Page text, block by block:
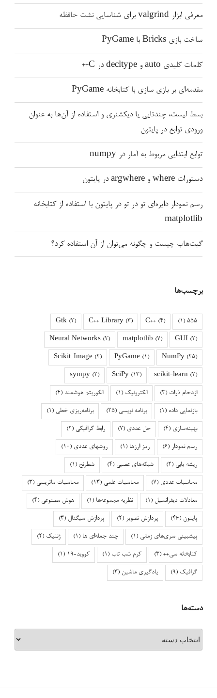
معرفی ابزار valgrind برای شناسایی نشت حافظه
ساخت بازی Bricks با PyGame
کلمات کلیدی auto و decltype در C++
مقدمه‌ای بر بازی سازی با کتابخانه PyGame
بسط لیست، چندتایی یا دیکشنری و استفاده از آن‌ها به عنوان
ورودی توابع در پایتون
توابع ابتدایی مربوط به آمار در numpy
دستورات where و argwhere در پایتون
رسم نمودار دایره‌ای تو در تو در پایتون با استفاده از کتابخانه
matplotlib
گیت‌هاب چیست و چگونه می‌توان از آن استفاده کرد؟
برچسب‌ها
555
(1)
C++ (4)
C++ Library (3)
Gtk (2)
GUI (2)
matplotlib (7)
Neural Networks (2)
NumPy (25)
PyGame (1)
Scikit-Image (2)
scikit-learn (2)
SciPy (13)
sympy (2)
ازدحام ذرات (3) الکترونیک (1) الگوریتم هوشمند (4)
بازنمایی داده (1) برنامه نویسی (25) برنامه‌ریزی خطی (1)
بهینه‌سازی (4) حل عددی (7) رابط گرافیکی (2)
رسم نمودار (6) رمز ارزها (1) روشهای عددی (10)
ریشه یابی (2) شبکه‌های عصبی (4) شطرنج (1)
محاسبات عددی (7) محاسبات علمی (13) محاسبات ماتریسی (3)
معادلات دیفرانسیل (1) نظریه مجموعه‌ها (1) هوش مصنوعی (4)
پایتون (46) پردازش تصویر (2) پردازش سیگنال (3)
پیشبینی سری‌های زمانی (1) چند جمله‌ای ها (1) ژنتیک (2)
کتابخانه سی++ (3) کرم شب تاب (1) کووید-۱۹ (1)
گرافیک (9) یادگیری ماشین (3)
دسته‌ها